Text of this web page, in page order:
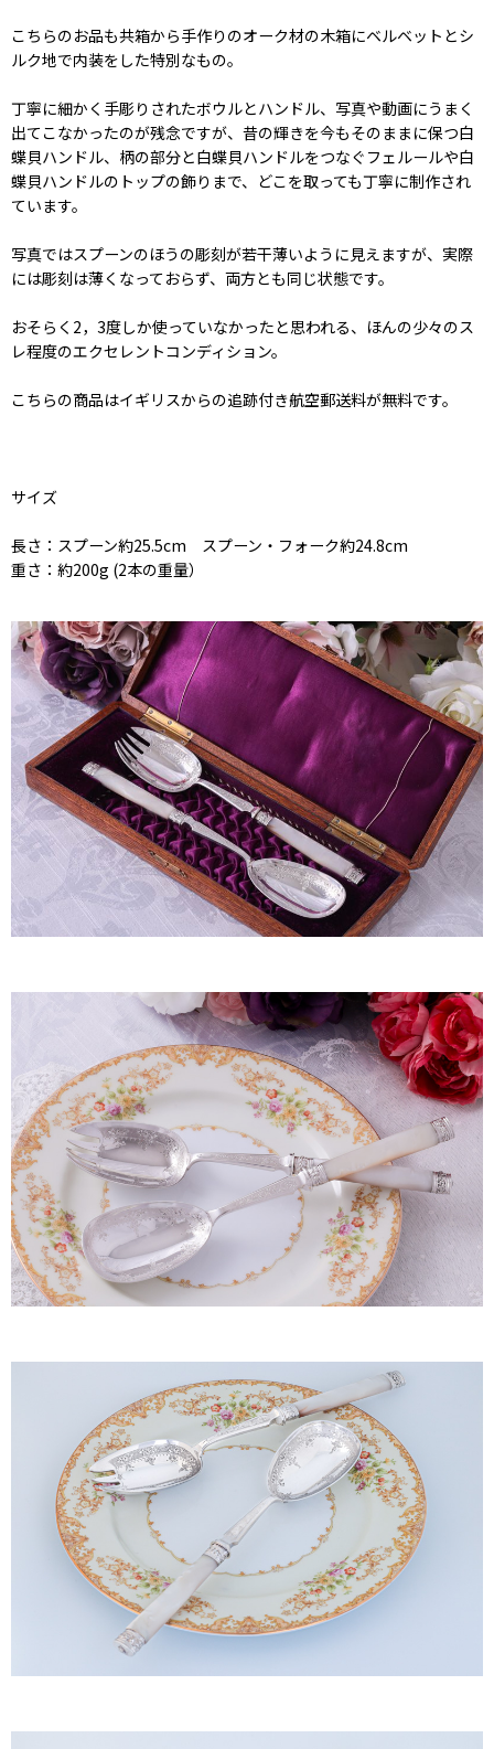
こちらのお品も共箱から手作りのオーク材の木箱にベルベットとシ
ルク地で内装をした特別なもの。
丁寧に細かく手彫りされたボウルとハンドル、写真や動画にうまく
出てこなかったのが残念ですが、昔の輝きを今もそのままに保つ白
蝶貝ハンドル、柄の部分と白蝶貝ハンドルをつなぐフェルールや白
蝶貝ハンドルのトップの飾りまで、どこを取っても丁寧に制作され
ています。
写真ではスプーンのほうの彫刻が若干薄いように見えますが、実際
には彫刻は薄くなっておらず、両方とも同じ状態です。
おそらく2，3度しか使っていなかったと思われる、ほんの少々のス
レ程度のエクセレントコンディション。
こちらの商品はイギリスからの追跡付き航空郵送料が無料です。
サイズ
長さ：スプーン約25.5cm スプーン・フォーク約24.8cm
重さ：約200g (2本の重量）